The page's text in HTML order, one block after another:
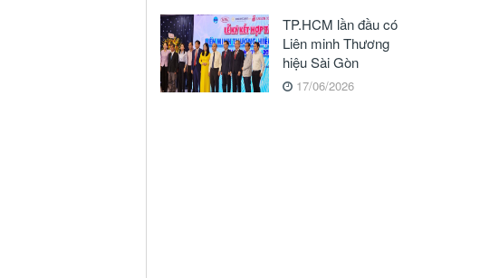
TP.HCM lần đầu có
Liên minh Thương
hiệu Sài Gòn
17/06/2026